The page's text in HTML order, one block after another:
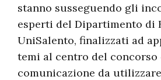
stanno susseguendo gli
esperti del Dipartimento di
UniSalento, finalizzati ad
temi al centro del
comunicazione da